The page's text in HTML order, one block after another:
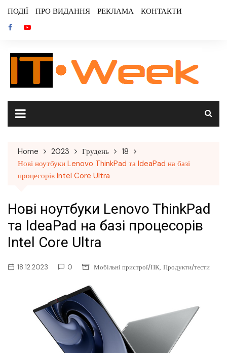
content
ПОДІЇ ПРО ВИДАННЯ РЕКЛАМА КОНТАКТИ
Home 2023 Грудень
18
Нові ноутбуки Lenovo ThinkPad та IdeaPad на базі
процесорів Intel Core Ultra
Нові ноутбуки Lenovo ThinkPad
та IdeaPad на базі процесорів
Intel Core Ultra
18.12.2023 0 Мобільні пристрої/ПК, Продукти/тести